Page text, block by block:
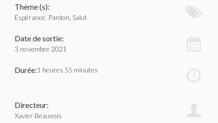
Thème (s):
Espérance, Pardon, Salut
Date de sortie:
3 novembre 2021
Durée:1 heures 55 minutes
Directeur:
Xavier Beauvois